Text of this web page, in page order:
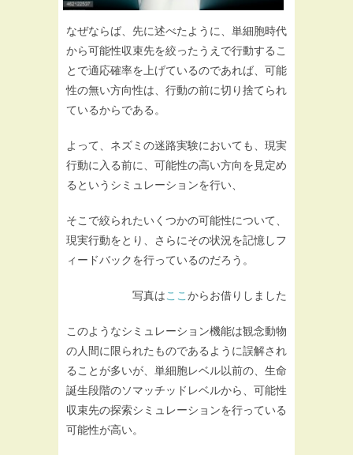
なぜならば、先に述べたように、単細胞時代
から可能性収束先を絞ったうえで行動するこ
とで適応確率を上げているのであれば、可能
性の無い方向性は、行動の前に切り捨てられ
ているからである。
よって、ネズミの迷路実験においても、現実
行動に入る前に、可能性の高い方向を見定め
るというシミュレーションを行い、
そこで絞られたいくつかの可能性について、
現実行動をとり、さらにその状況を記憶しフ
ィードバックを行っているのだろう。
写真はここからお借りしました
このようなシミュレーション機能は観念動物
の人間に限られたものであるように誤解され
ることが多いが、単細胞レベル以前の、生命
誕生段階のソマッチッドレベルから、可能性
収束先の探索シミュレーションを行っている
可能性が高い。